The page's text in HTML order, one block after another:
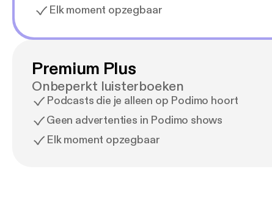
Elk moment opzegbaar
Premium Plus
Onbeperkt luisterboeken
Podcasts die je alleen op Podimo hoort
Geen advertenties in Podimo shows
Elk moment opzegbaar